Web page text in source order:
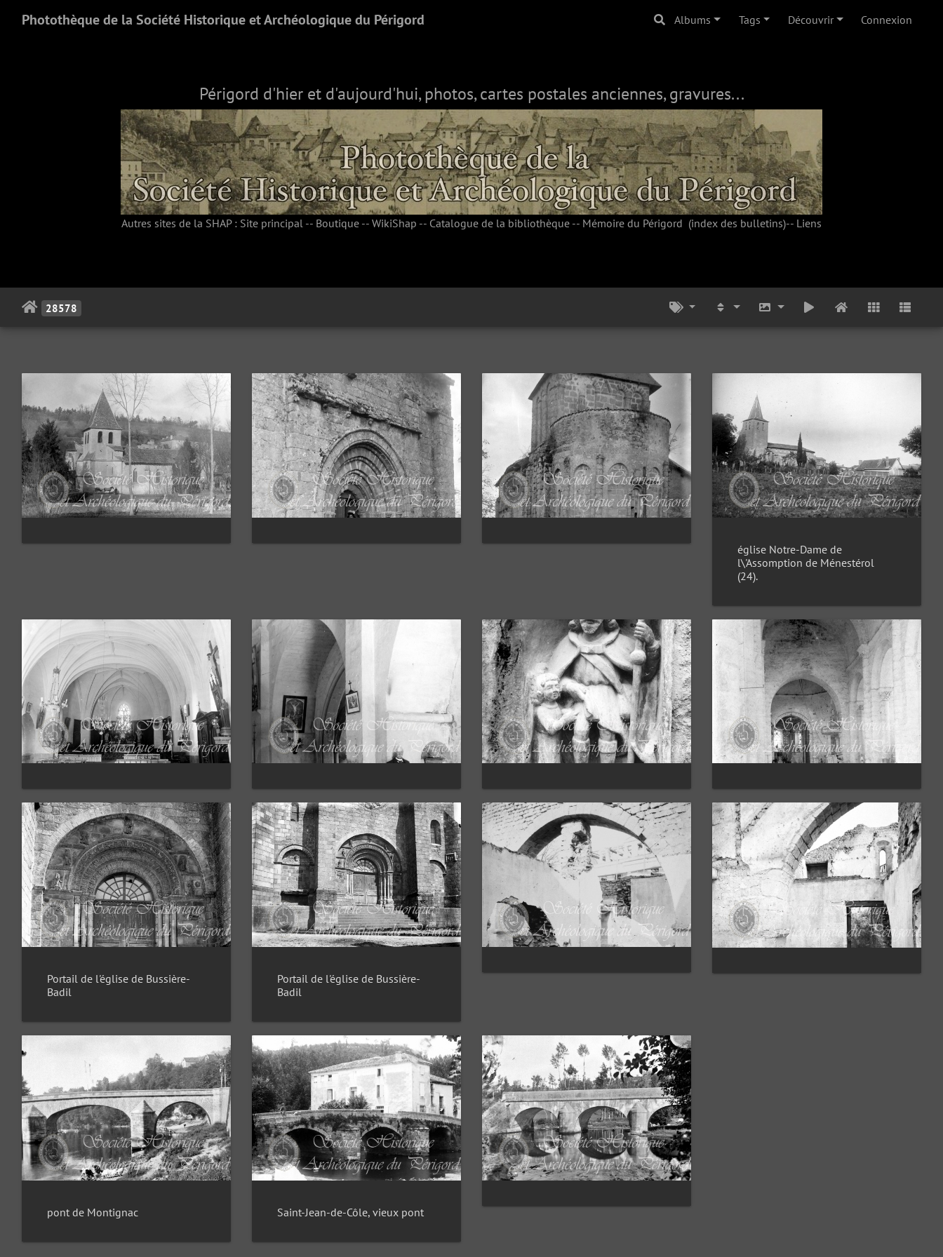
Photothèque de la Société Historique et Archéologique du Périgord Albums Tags Découvrir Connexion
Périgord d'hier et d'aujourd'hui, photos, cartes postales anciennes, gravures...
Autres sites de la SHAP : Site principal -- Boutique -- WikiShap -- Catalogue de la bibliothèque -- Mémoire du Périgord (index des bulletins)-- Liens
28578
église Notre-Dame de
l\'Assomption de Ménestérol
(24).
Portail de l'église de Bussière-
Badil
Portail de l'église de Bussière-
Badil
pont de Montignac Saint-Jean-de-Côle, vieux pont